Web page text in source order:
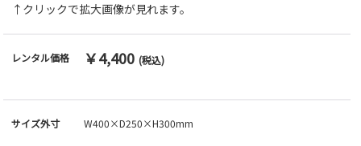
↑クリックで拡大画像が見れます。
レンタル価格 ￥4,400 (税込)
サイズ外寸 W400×D250×H300mm